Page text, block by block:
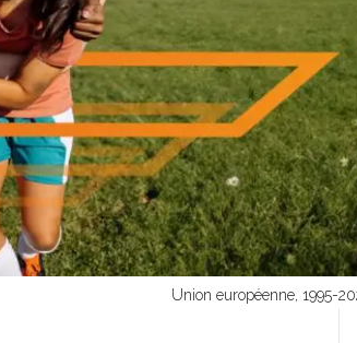
Union européenne, 1995-